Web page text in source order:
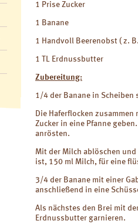
1 Prise Zucker
1 Banane
1 Handvoll Beerenobst ( z.
1 TL Erdnussbutter
Zubereitung:
1/4 der Banane in Scheiben
Die Haferflocken
Zucker in eine Pfanne
anrösten.
Mit der Milch ablöschen
ist, 150 ml Milch, für eine
3/4 der Banane mit einer
anschließend in eine
Als nächstes den Brei mit
Erdnussbutter garnieren.